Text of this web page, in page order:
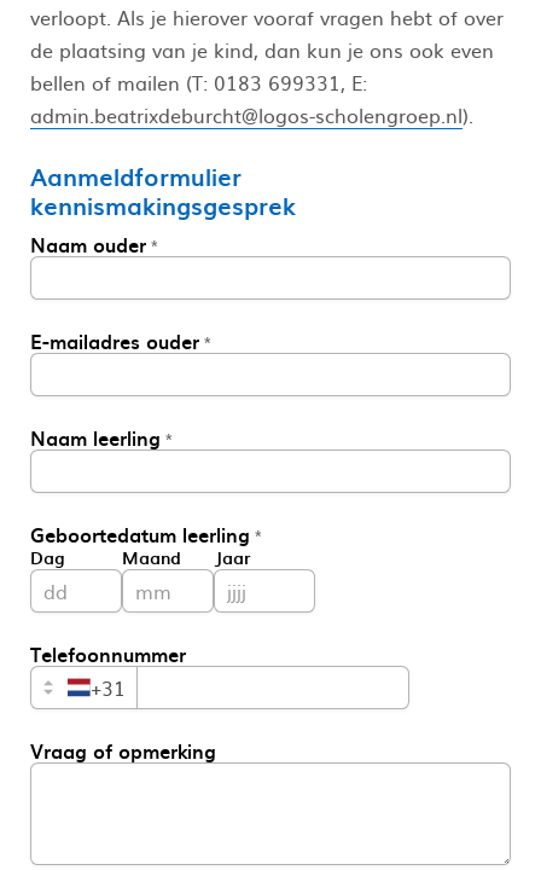
verloopt. Als je hierover vooraf vragen hebt of over
de plaatsing van je kind, dan kun je ons ook even
bellen of mailen (T: 0183 699331, E:
admin.beatrixdeburcht@logos-scholengroep.nl).
Aanmeldformulier
kennismakingsgesprek
InternalFormDataPassing
bn1q0rrvUn2bmwl
WEK7sP7DXp5OiEV
0GtJoawaq8bUCcZ
fKG333tDPmDdJm8
Naam ouder *
E-mailadres ouder *
Naam leerling *
Geboortedatum leerling *
Dag Maand Jaar
Telefoonnummer
+31
Vraag of opmerking